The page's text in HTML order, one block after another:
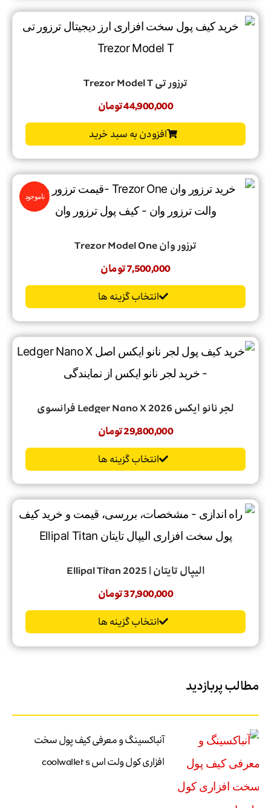
ترزور تی Trezor Model T
44,900,000تومان
افزودن به سبد خرید
ترزور وان Trezor Model One
ناموجود
7,500,000تومان
انتخاب گزینه ها
لجر‌ نانو‌ ایکس 2026 Ledger‌ Nano‌ X فرانسوی
29,800,000تومان
انتخاب گزینه ها
الیپال تایتان | Ellipal Titan 2025
37,900,000تومان
انتخاب گزینه ها
مطالب پربازدید
آنباکسینگ و معرفی کیف پول سخت
افزاری کول ولت اس coolwallet s